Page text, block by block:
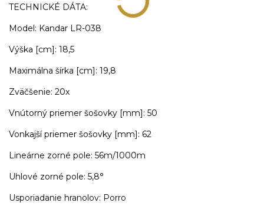
TECHNICKÉ DÁTA:
Model: Kandar LR-038
Výška [cm]: 18,5
Maximálna šírka [cm]: 19,8
Zväčšenie: 20x
Vnútorný priemer šošovky [mm]: 50
Vonkajší priemer šošovky [mm]: 62
Lineárne zorné pole: 56m/1000m
Uhlové zorné pole: 5,8°
Usporiadanie hranolov: Porro